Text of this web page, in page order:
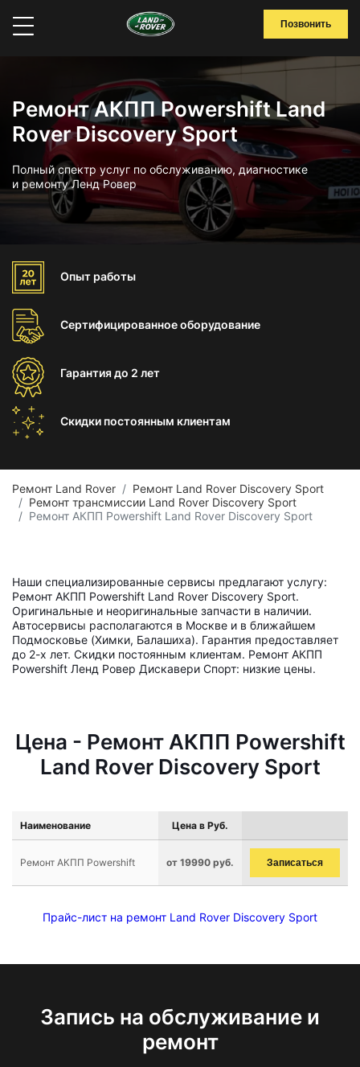
Позвонить
Ремонт АКПП Powershift Land
Rover Discovery Sport
Полный спектр услуг по обслуживанию, диагностике
и ремонту Ленд Ровер
Опыт работы
Сертифицированноеоборудование
Гарантиядо 2 лет
Скидки постоянным клиентам
Ремонт Land Rover
Ремонт Land Rover Discovery Sport
Ремонт трансмиссии Land Rover Discovery Sport
Ремонт АКПП Powershift Land Rover Discovery Sport
Наши специализированные сервисы предлагают услугу:
Ремонт АКПП Powershift Land Rover Discovery Sport.
Оригинальные и неоригинальные запчасти в наличии.
Автосервисы располагаются в Москве и в ближайшем
Подмосковье (Химки, Балашиха). Гарантия предоставляет
до 2-х лет. Скидки постоянным клиентам. Ремонт АКПП
Powershift Ленд Ровер Дискавери Спорт: низкие цены.
Цена - Ремонт АКПП Powershift
Land Rover Discovery Sport
Наименование Цена в Руб.
Ремонт АКПП Powershift от 19990 руб. Записаться
Прайс-лист на ремонт Land Rover Discovery Sport
Запись на обслуживание и
ремонт